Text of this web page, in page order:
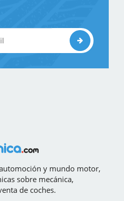
y mundo motor,
sobre mecánica,
de coches.